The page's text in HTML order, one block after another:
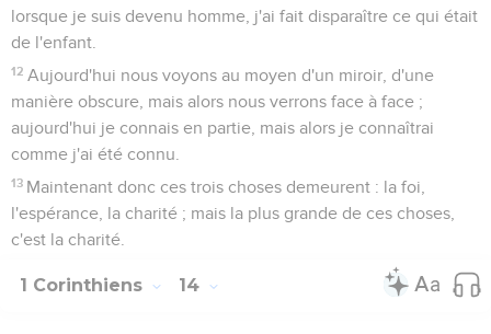
lorsque je suis devenu homme, j'ai fait disparaître ce qui était
de l'enfant.
12 Aujourd'hui nous voyons au moyen d'un miroir, d'une
manière obscure, mais alors nous verrons face à face ;
aujourd'hui je connais en partie, mais alors je connaîtrai
comme j'ai été connu.
13 Maintenant donc ces trois choses demeurent : la foi,
l'espérance, la charité ; mais la plus grande de ces choses,
c'est la charité.
1 Corinthiens 14